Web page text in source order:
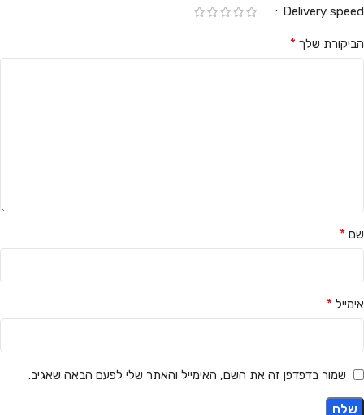
Delivery speed
הביקורת שלך *
שם *
אימייל *
שמור בדפדפן זה את השם, האימייל והאתר שלי לפעם הבאה שאגיב.